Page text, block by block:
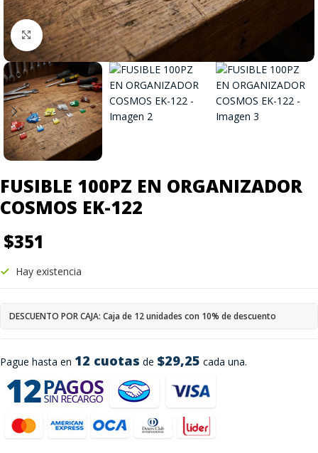
Click to enlarge
FUSIBLE 100PZ EN ORGANIZADOR
COSMOS EK-122
$351
Pague hasta en 12 cuotas de $29,25 cada una.
Hay existencia
DESCUENTO POR CAJA: Caja de 12 unidades con 10% de descuento